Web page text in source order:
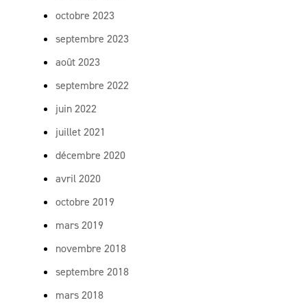
octobre 2023
septembre 2023
août 2023
septembre 2022
juin 2022
juillet 2021
décembre 2020
avril 2020
octobre 2019
mars 2019
novembre 2018
septembre 2018
mars 2018